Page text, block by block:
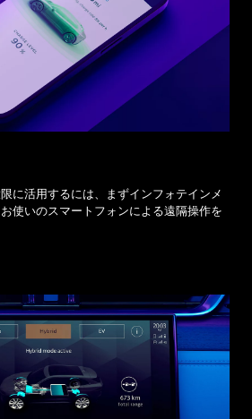
に活用するには、まずインフォテインメ
使いのスマートフォンによる遠隔操作を